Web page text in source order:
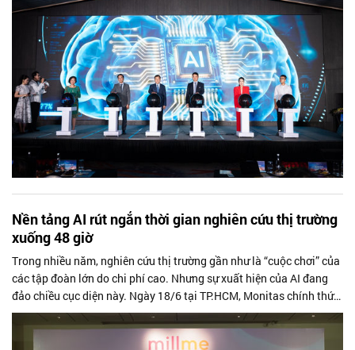
Nền tảng AI rút ngắn thời gian nghiên cứu thị trường
xuống 48 giờ
Trong nhiều năm, nghiên cứu thị trường gần như là “cuộc chơi” của
các tập đoàn lớn do chi phí cao. Nhưng sự xuất hiện của AI đang
đảo chiều cục diện này. Ngày 18/6 tại TP.HCM, Monitas chính thức
ra mắt nền tảng nghiên cứu thị trường ứng dụng AI mang tên
MillMe, hướng tới rút ngắn thời gian và hạ thấp rào cản tiếp cận